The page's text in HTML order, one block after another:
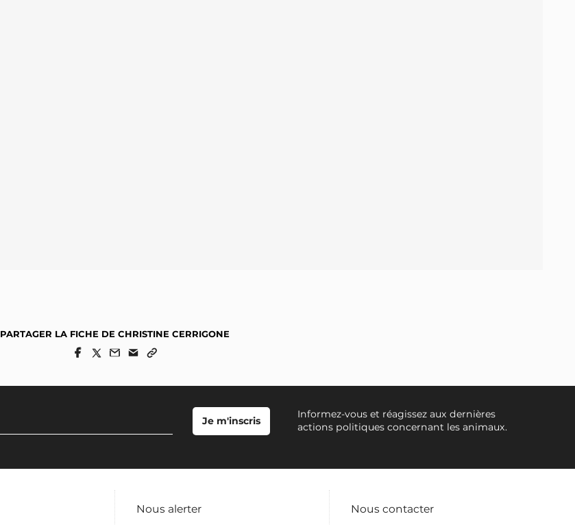
PARTAGER LA FICHE DE CHRISTINE CERRIGONE
Informez-vous et réagissez aux dernières
actions politiques concernant les animaux.
Nous alerter Nous contacter